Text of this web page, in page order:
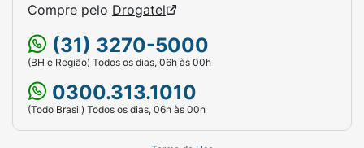
Compre pelo Drogatel
(31) 3270-5000
(BH e Região) Todos os dias, 06h às 00h
0300.313.1010
(Todo Brasil) Todos os dias, 06h às 00h